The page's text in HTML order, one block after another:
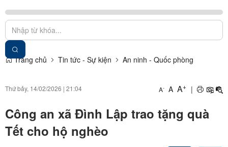
Trang chủ Tin tức - Sự kiện An ninh - Quốc phòng
Thứ bảy, 14/02/2026 | 21:04 A- A A+ |
Công an xã Đình Lập trao tặng quà
Tết cho hộ nghèo